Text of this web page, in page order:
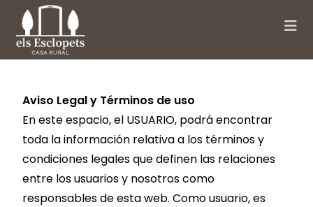
Aviso Legal y Términos de uso
En este espacio, el USUARIO, podrá encontrar
toda la información relativa a los términos y
condiciones legales que definen las relaciones
entre los usuarios y nosotros como
responsables de esta web. Como usuario, es